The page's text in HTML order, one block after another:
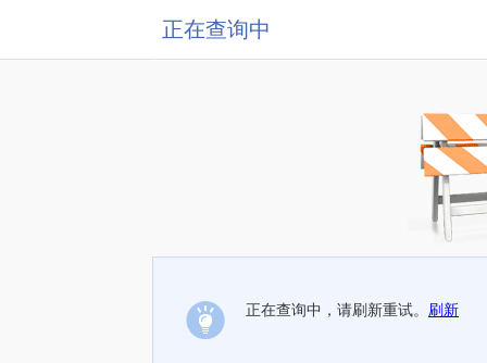
正在查询中
正在查询中，请刷新重试。 刷新